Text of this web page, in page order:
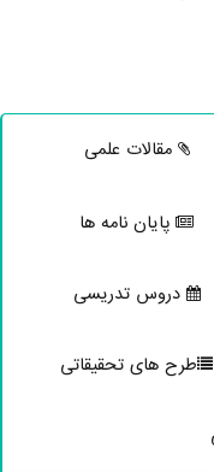
مقالات علمی
پایان نامه ها
دروس تدریسی
طرح های تحقیقاتی